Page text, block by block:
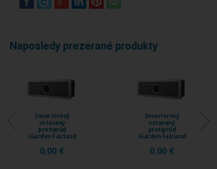
Naposledy prezerané produkty
Invertorový
vstavaný
protiprúd
iGarden Fairland
120 ...
0,00 €
Tepelné čerpadlo
iGarden Aquark
Mr.Silence WOOD
30+ s chladením,
4 597,00 €